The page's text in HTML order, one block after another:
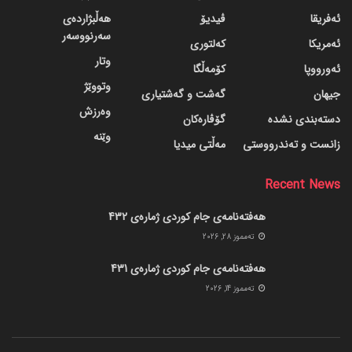
ئەفریقا
ئەمریکا
ئەورووپا
جیهان
دسته‌بندی نشده
زانست و تەندرووستی
ڤیدیۆ
کەلتوری
کۆمەڵگا
گه‌شت و گه‌شتیاری
گۆڤاره‌کان
مەڵتی میدیا
هەڵبژاردەی
سەرنووسەر
وتار
وتووێژ
وەرزش
وێنە
Recent News
هەفتەنامەی جام کوردی ژمارەی 432
ته‌مموز 28, 2026
هەفتەنامەی جام کوردی ژمارەی 431
ته‌مموز 14, 2026